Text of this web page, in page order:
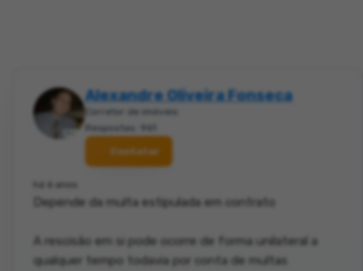
Alexandre Oliveira Fonseca
Corretor de imóveis
Respostas: 961
Contatar
há 6 anos
Depende da multa estipulada em contrato
A rescisão em si pode ocorre de forma unilateral a
qualquer tempo todavia por conta de multas